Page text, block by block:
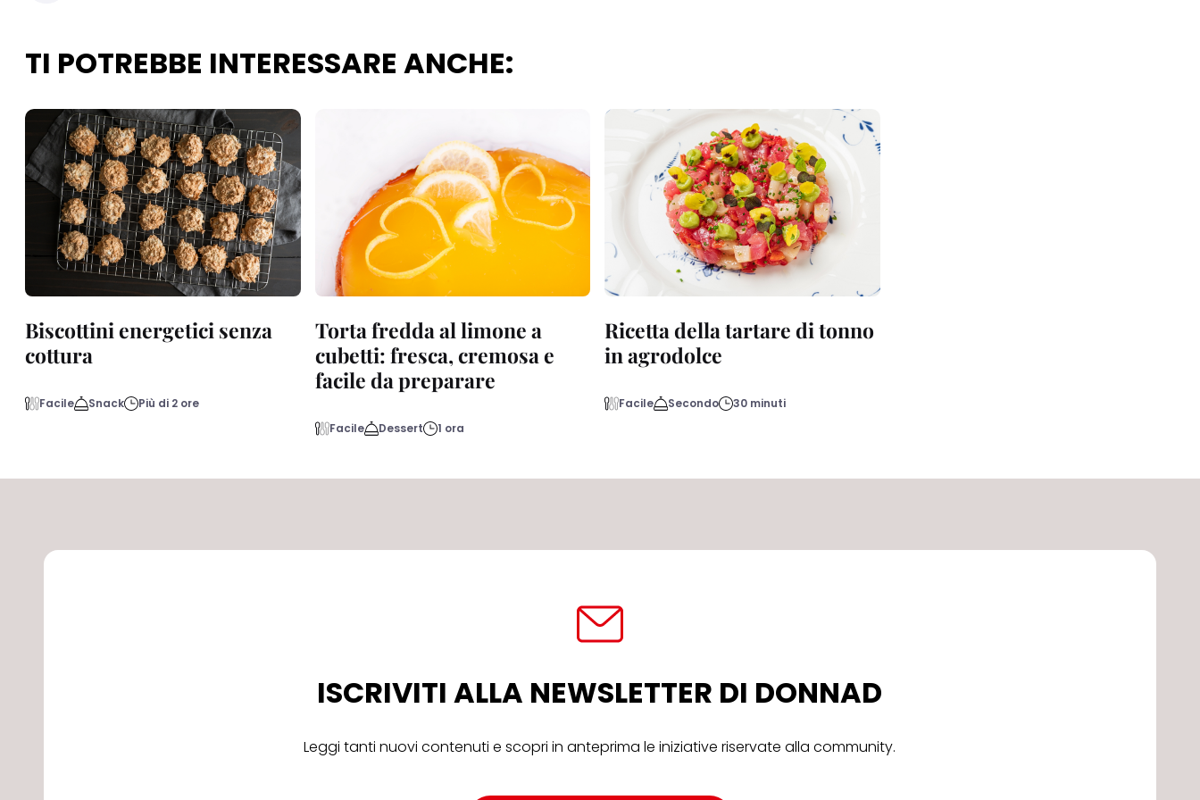
TI POTREBBE INTERESSARE ANCHE:
Biscottini energetici senza
cottura
Facile Snack Più di 2 ore
Torta fredda al limone a
cubetti: fresca, cremosa e
facile da preparare
Facile Dessert 1 ora
Ricetta della tartare di tonno
in agrodolce
Facile Secondo 30 minuti
ISCRIVITI ALLA NEWSLETTER DI DONNAD
Leggi tanti nuovi contenuti e scopri in anteprima le iniziative riservate alla community.